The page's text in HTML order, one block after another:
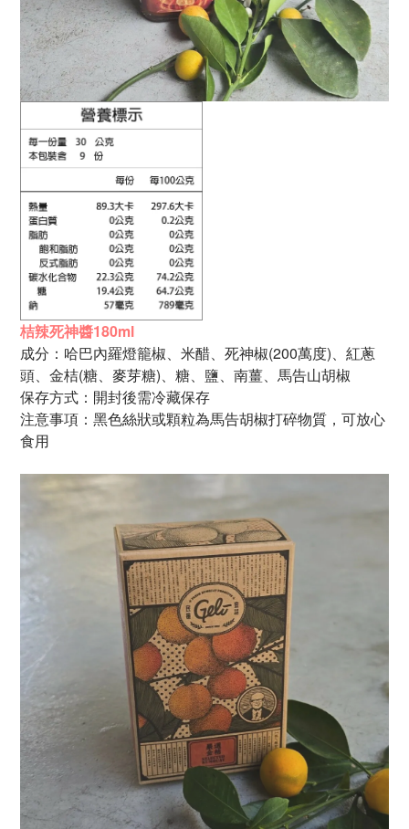
桔辣死神醬180ml
成分：哈巴內羅燈籠椒、米醋、 死神椒(200萬度)、紅蔥
頭、 金桔(糖、麥芽糖)、糖、 鹽、南薑、馬告山胡椒
保存方式：開封後需冷藏保存
注意事項：黑色絲狀或顆粒為馬告胡椒打碎物質，可放心
食用